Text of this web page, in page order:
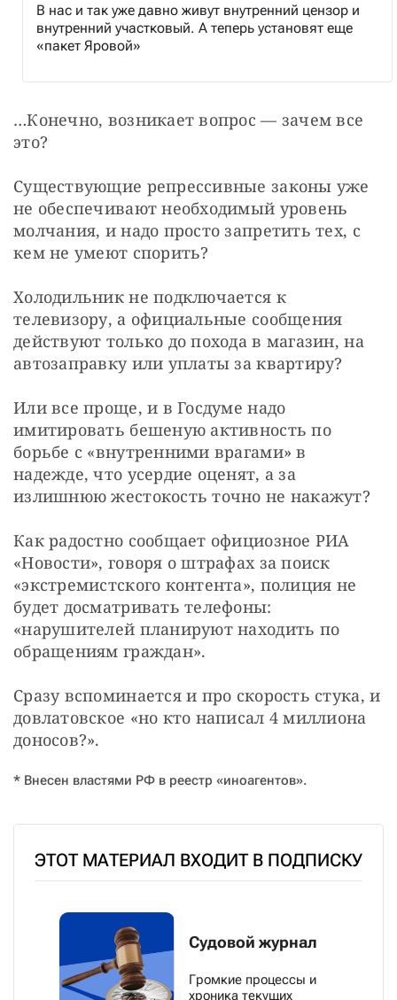
В нас и так уже давно живут внутренний цензор и
внутренний участковый. А теперь установят еще
«пакет Яровой»
…Конечно, возникает вопрос — зачем все
это?
Существующие репрессивные законы уже
не обеспечивают необходимый уровень
молчания, и надо просто запретить тех, с
кем не умеют спорить?
Холодильник не подключается к
телевизору, а официальные сообщения
действуют только до похода в магазин, на
автозаправку или уплаты за квартиру?
Или все проще, и в Госдуме надо
имитировать бешеную активность по
борьбе с «внутренними врагами» в
надежде, что усердие оценят, а за
излишнюю жестокость точно не накажут?
Как радостно сообщает официозное РИА
«Новости», говоря о штрафах за поиск
«экстремистского контента», полиция не
будет досматривать телефоны:
«нарушителей планируют находить по
обращениям граждан».
Сразу вспоминается и про скорость стука, и
довлатовское «но кто написал 4 миллиона
доносов?».
* Внесен властями РФ в реестр «иноагентов».
ЭТОТ МАТЕРИАЛ ВХОДИТ В ПОДПИСКУ
Судовой журнал
Громкие процессы и
хроника текущих